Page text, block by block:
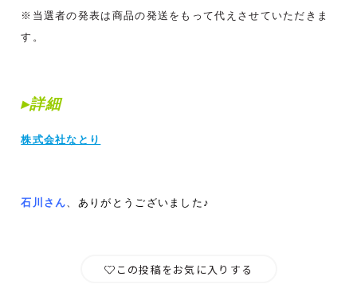
※当選者の発表は商品の発送をもって代えさせていただきま
す。
▸詳細
株式会社なとり
石川さん、 ありがとうございました♪
この投稿をお気に入りする